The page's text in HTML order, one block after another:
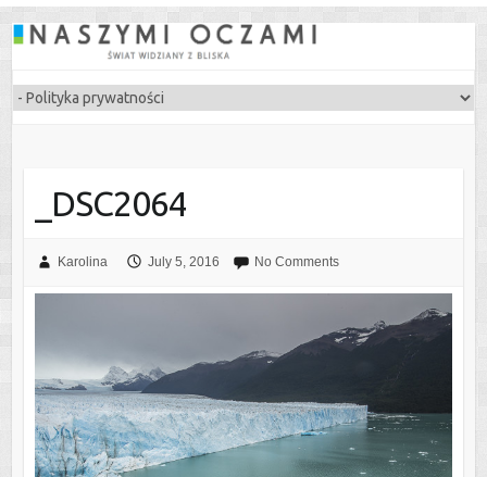
_DSC2064
Karolina July 5, 2016 No Comments